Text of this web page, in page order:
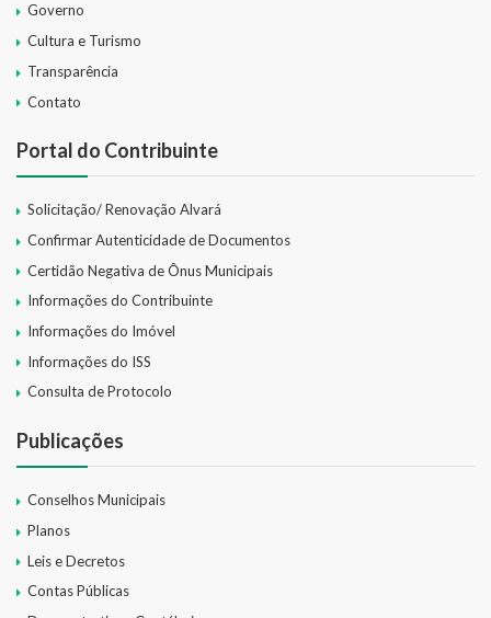
Governo
Cultura e Turismo
Transparência
Contato
Portal do Contribuinte
Solicitação/ Renovação Alvará
Confirmar Autenticidade de Documentos
Certidão Negativa de Ônus Municipais
Informações do Contribuinte
Informações do Imóvel
Informações do ISS
Consulta de Protocolo
Publicações
Conselhos Municipais
Planos
Leis e Decretos
Contas Públicas